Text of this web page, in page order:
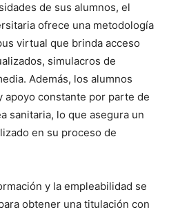
de sus alumnos, el
ofrece una metodología
virtual que brinda acceso
simulacros de
Además, los alumnos
constante por parte de
sanitaria, lo que asegura un
en su proceso de
y la empleabilidad se
obtener una titulación con